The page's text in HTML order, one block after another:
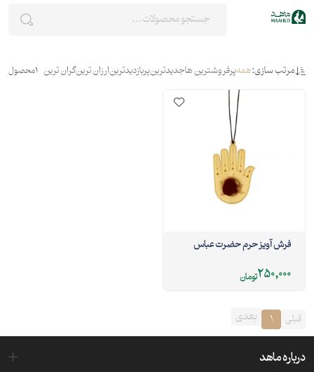
مرتب سازی:همهپرفروشترین هاجدیدترینپربازدیدترینارزان ترینگران ترین 1محصول
فرش آویز حرم حضرت عباس
250,000تومان
قبلی 1 بعدی
درباره ماهد